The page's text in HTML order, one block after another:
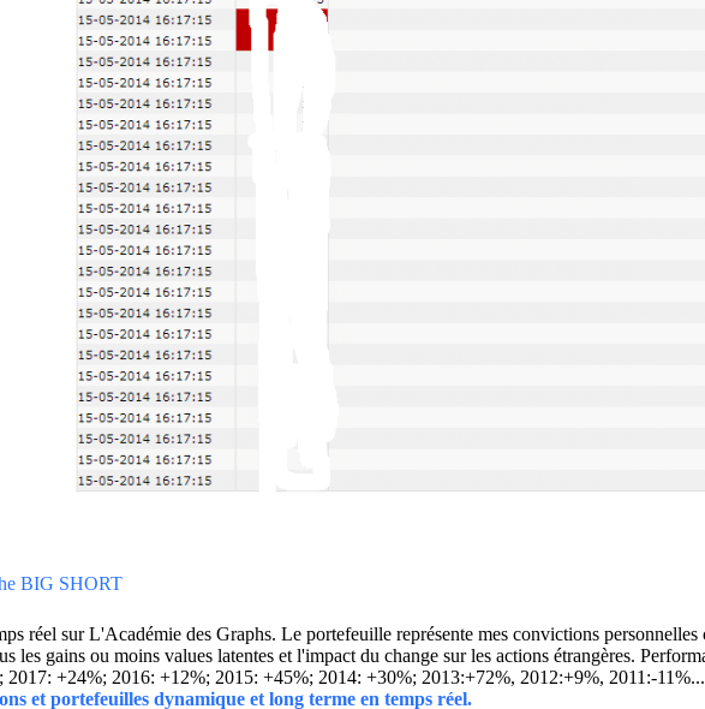
BIG SHORT
réel sur L'Académie des Graphs. Le portefeuille représente mes convictions
les gains ou moins values latentes et l'impact du change sur les actions étrangères.
+24%; 2016: +12%; 2015: +45%; 2014: +30%; 2013:+72%, 2012:+9%, 2011:-11%...
et portefeuilles dynamique et long terme en temps réel.